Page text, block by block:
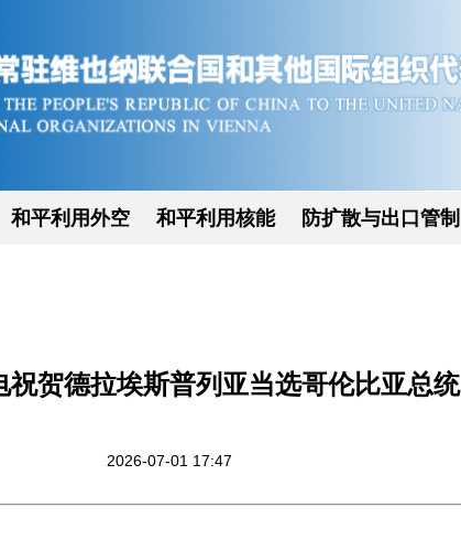
和平利用外空 和平利用核能 防扩散与出口管制
祝贺德拉埃斯普列亚当选哥伦比亚总统
2026-07-01 17:47